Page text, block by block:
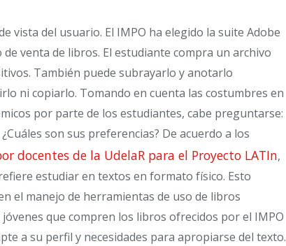
vista del usuario. El IMPO ha elegido la suite Adobe
venta de libros. El estudiante compra un archivo
También puede subrayarlo y anotarlo
ni copiarlo. Tomando en cuenta las costumbres en
por parte de los estudiantes, cabe preguntarse:
son sus preferencias? De acuerdo a los
docentes de la UdelaR para el Proyecto LATIn,
estudiar en textos en formato físico. Esto
el manejo de herramientas de uso de libros
que compren los libros ofrecidos por el IMPO
a su perfil y necesidades para apropiarse del texto.